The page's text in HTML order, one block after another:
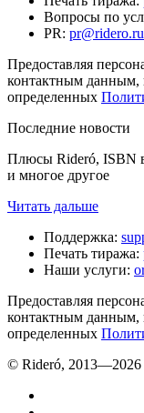
Вопросы по
PR: pr@ridero.ru
Предоставляя
контактным данным,
определенных
Последние новости
Плюсы Rideró, ISBN
и многое другое
Читать дальше
Поддержка:
Печать тиража:
Наши услуги:
Предоставляя
контактным данным,
определенных
© Rideró, 2013—2026